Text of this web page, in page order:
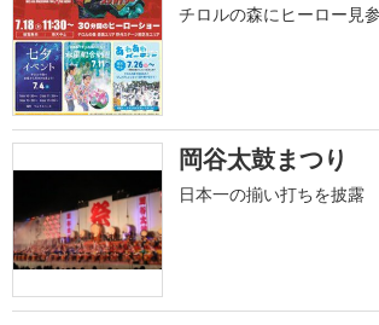
チロルの森にヒーロー見参
岡谷太鼓まつり
日本一の揃い打ちを披露